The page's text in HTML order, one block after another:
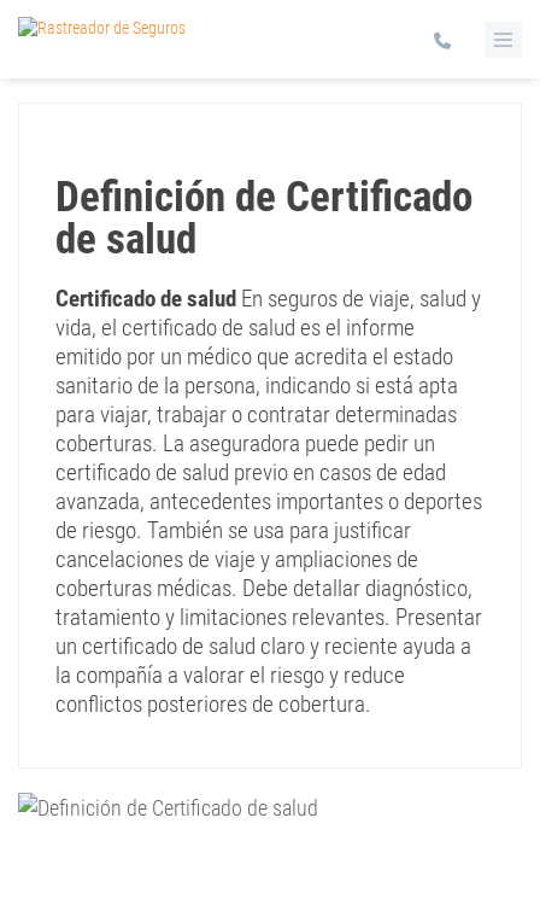
Definición de Certificado
de salud
Certificado de salud En seguros de viaje, salud y
vida, el certificado de salud es el informe
emitido por un médico que acredita el estado
sanitario de la persona, indicando si está apta
para viajar, trabajar o contratar determinadas
coberturas. La aseguradora puede pedir un
certificado de salud previo en casos de edad
avanzada, antecedentes importantes o deportes
de riesgo. También se usa para justificar
cancelaciones de viaje y ampliaciones de
coberturas médicas. Debe detallar diagnóstico,
tratamiento y limitaciones relevantes. Presentar
un certificado de salud claro y reciente ayuda a
la compañía a valorar el riesgo y reduce
conflictos posteriores de cobertura.